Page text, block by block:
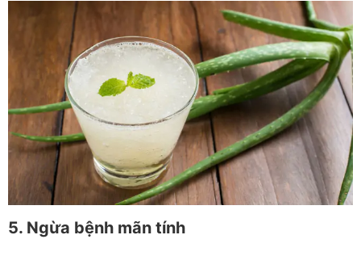
5. Ngừa bệnh mãn tính